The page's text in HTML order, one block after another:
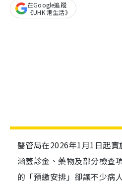
在Google追蹤
《UHK 港生活》
醫管局在2026年1月1日起實
涵蓋診金、藥物及部分檢查
的「預繳安排」卻讓不少病